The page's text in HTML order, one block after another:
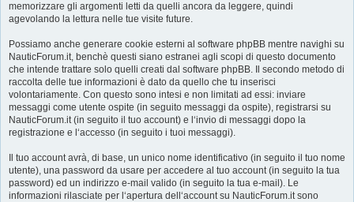
memorizzare gli argomenti letti da quelli ancora da leggere, quindi
agevolando la lettura nelle tue visite future.
Possiamo anche generare cookie esterni al software phpBB mentre navighi su
NauticForum.it, benchè questi siano estranei agli scopi di questo documento
che intende trattare solo quelli creati dal software phpBB. Il secondo metodo di
raccolta delle tue informazioni è dato da quello che tu inserisci
volontariamente. Con questo sono intesi e non limitati ad essi: inviare
messaggi come utente ospite (in seguito messaggi da ospite), registrarsi su
NauticForum.it (in seguito il tuo account) e l‘invio di messaggi dopo la
registrazione e l‘accesso (in seguito i tuoi messaggi).
Il tuo account avrà, di base, un unico nome identificativo (in seguito il tuo nome
utente), una password da usare per accedere al tuo account (in seguito la tua
password) ed un indirizzo e-mail valido (in seguito la tua e-mail). Le
informazioni rilasciate per l‘apertura dell‘account su NauticForum.it sono